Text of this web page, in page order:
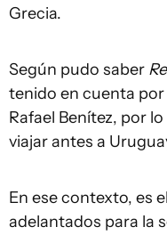
Grecia.
Según pudo saber
tenido en cuenta
Rafael Benítez, por
viajar antes a
En ese contexto, es
adelantados para la